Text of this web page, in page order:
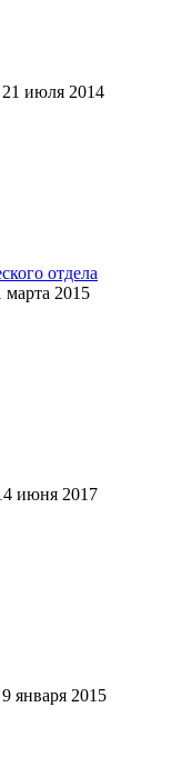
21 июля 2014
отдела
марта 2015
июня 2017
9 января 2015